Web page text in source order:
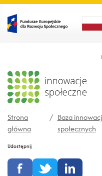
Strona
główna
/ Baza
społecznych
Udostępnij